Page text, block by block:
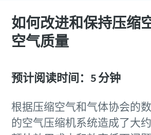
如何改进和保持压缩
空气质量
预计阅读时间：5 分钟
根据压缩空气和气体协会的
的空气压缩机系统造成了大